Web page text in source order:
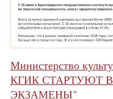
Министерство
КГИК СТАРТУЮТ
ЭКЗАМЕНЫ"